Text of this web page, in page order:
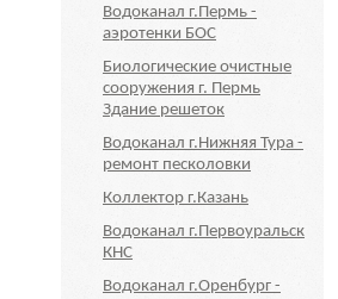
Водоканал г.Пермь -
аэротенки БОС
Биологические очистные
сооружения г. Пермь
Здание решеток
Водоканал г.Нижняя Тура -
ремонт песколовки
Коллектор г.Казань
Водоканал г.Первоуральск
КНС
Водоканал г.Оренбург -